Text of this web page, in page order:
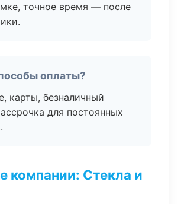
точное время — после
оплаты?
карты, безналичный
для постоянных
компании: Стекла и